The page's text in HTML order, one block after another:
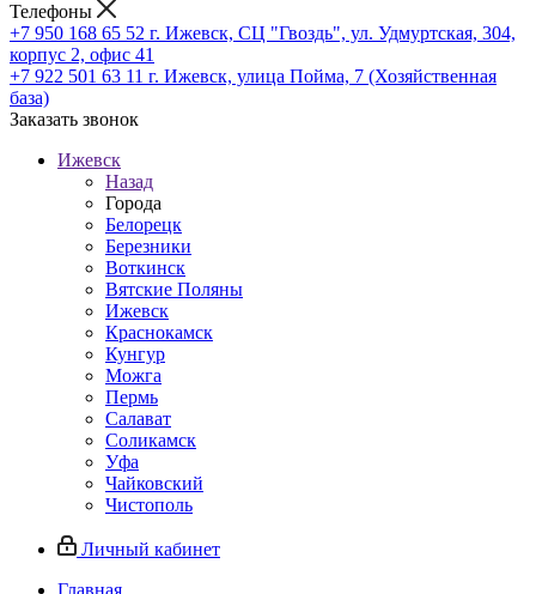
Телефоны
+7 950 168 65 52 г. Ижевск, СЦ "Гвоздь", ул. Удмуртская, 304,
корпус 2, офис 41
+7 922 501 63 11 г. Ижевск, улица Пойма, 7 (Хозяйственная
база)
Заказать звонок
Ижевск
Назад
Города
Белорецк
Березники
Воткинск
Вятские Поляны
Ижевск
Краснокамск
Кунгур
Можга
Пермь
Салават
Соликамск
Уфа
Чайковский
Чистополь
Личный кабинет
Главная